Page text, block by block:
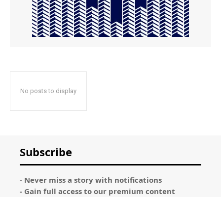
No posts to display
Subscribe
- Never miss a story with notifications
- Gain full access to our premium content